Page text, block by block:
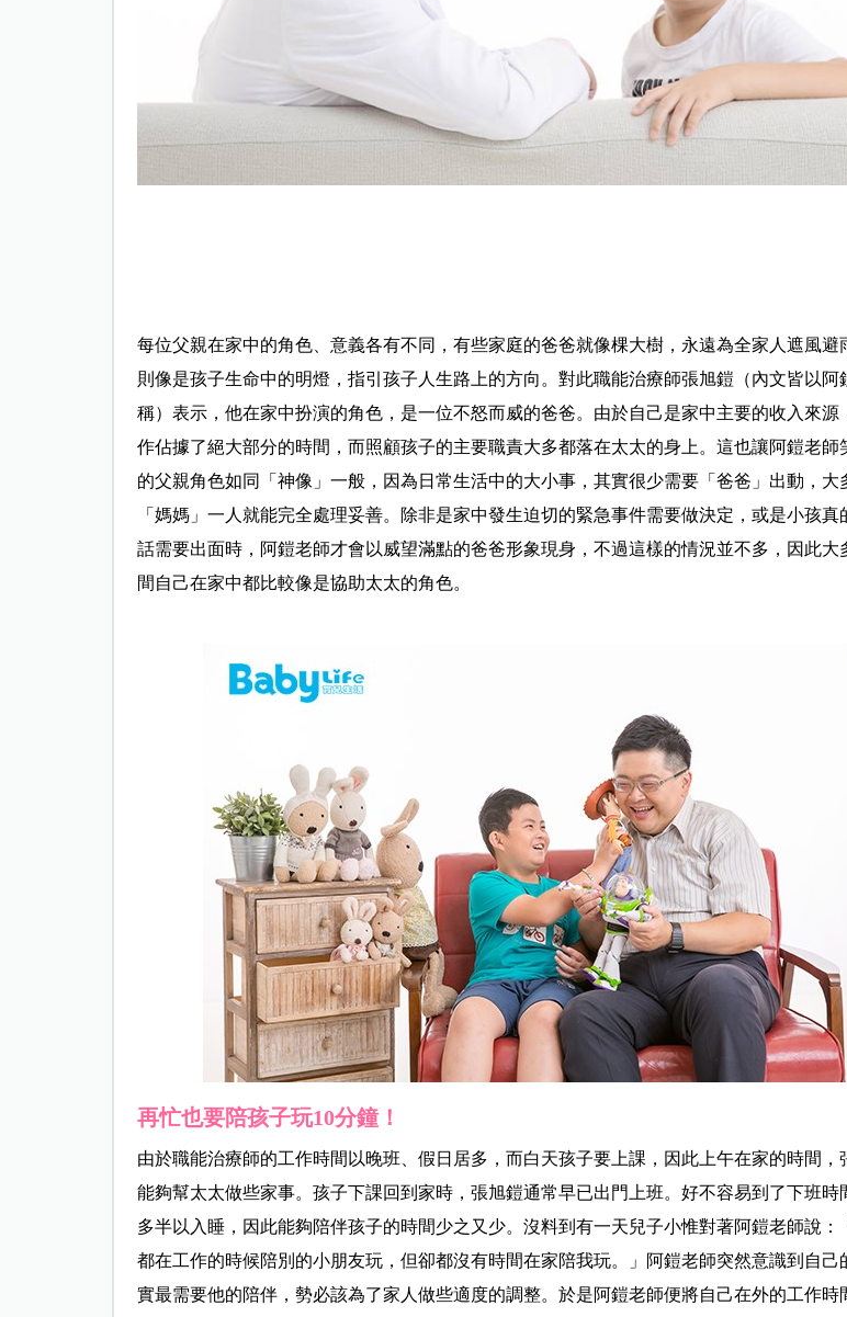
每位父親在家中的角色、意義各有不同，有些家庭的爸爸就像棵大樹，永遠為全家人遮風避
則像是孩子生命中的明燈，指引孩子人生路上的方向。對此職能治療師張旭鎧（內文皆以阿
稱）表示，他在家中扮演的角色，是一位不怒而威的爸爸。由於自己是家中主要的收入來源
作佔據了絕大部分的時間，而照顧孩子的主要職責大多都落在太太的身上。這也讓阿鎧老師
的父親角色如同「神像」一般，因為日常生活中的大小事，其實很少需要「爸爸」出動，大
「媽媽」一人就能完全處理妥善。除非是家中發生迫切的緊急事件需要做決定，或是小孩真
話需要出面時，阿鎧老師才會以威望滿點的爸爸形象現身，不過這樣的情況並不多，因此大
間自己在家中都比較像是協助太太的角色。
再忙也要陪孩子玩10分鐘！
由於職能治療師的工作時間以晚班、假日居多，而白天孩子要上課，因此上午在家的時間，
能夠幫太太做些家事。孩子下課回到家時，張旭鎧通常早已出門上班。好不容易到了下班時
多半以入睡，因此能夠陪伴孩子的時間少之又少。沒料到有一天兒子小惟對著阿鎧老師說：
都在工作的時候陪別的小朋友玩，但卻都沒有時間在家陪我玩。」阿鎧老師突然意識到自己
實最需要他的陪伴，勢必該為了家人做些適度的調整。於是阿鎧老師便將自己在外的工作時